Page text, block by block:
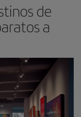
de
a